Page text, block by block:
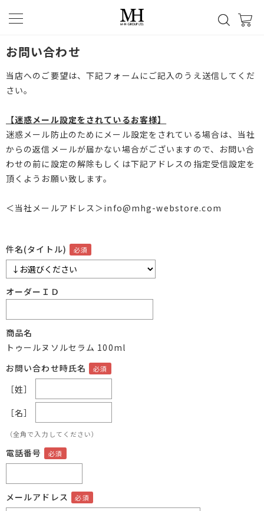
お問い合わせ
当店へのご要望は、下記フォームにご記入のうえ送信してくだ
さい。
【迷惑メール設定をされているお客様】
迷惑メール防止のためにメール設定をされている場合は、当社
からの返信メールが届かない場合がございますので、お問い合
わせの前に設定の解除もしくは下記アドレスの指定受信設定を
頂くようお願い致します。
＜当社メールアドレス＞info@mhg-webstore.com
件名(タイトル)
オーダーＩＤ
商品名
トゥールヌソルセラム 100ml
お問い合わせ時氏名
［姓］
［名］
（全角で入力してください）
電話番号
メールアドレス